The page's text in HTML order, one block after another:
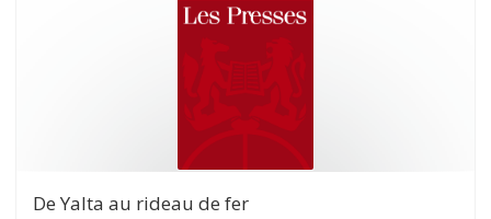
De Yalta au rideau de fer